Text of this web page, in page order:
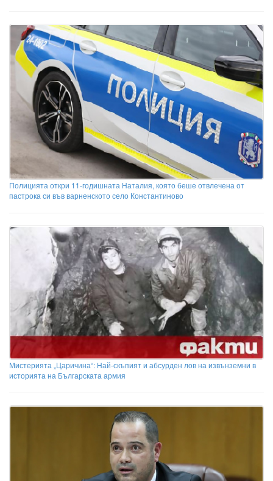
Полицията откри 11-годишната Наталия, която беше отвлечена от
пастрока си във варненското село Константиново
Мистерията „Царичина“: Най-скъпият и абсурден лов на извънземни в
историята на Българската армия